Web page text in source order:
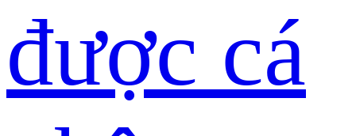
được cá